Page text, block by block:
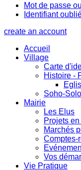
Mot de passe
Identifiant
create an account
Accueil
Village
Carte
Histoire -
Soho-Solo
Mairie
Les Elus
Projets
Marchés
Comptes-
Vos
Vie Pratique